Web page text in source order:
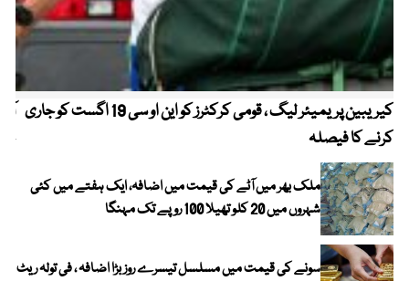
کیریبین پریمیئر لیگ ، قومی کرکٹرز کو این او سی 19 اگست کو جاری
کرنے کا فیصلہ
ملک بھر میں آٹے کی قیمت میں اضافہ، ایک ہفتے میں کئی
شہروں میں 20 کلو تھیلا 100 روپے تک مہنگا
سونے کی قیمت میں مسلسل تیسرے روز بڑا اضافہ ، فی تولہ ریٹ